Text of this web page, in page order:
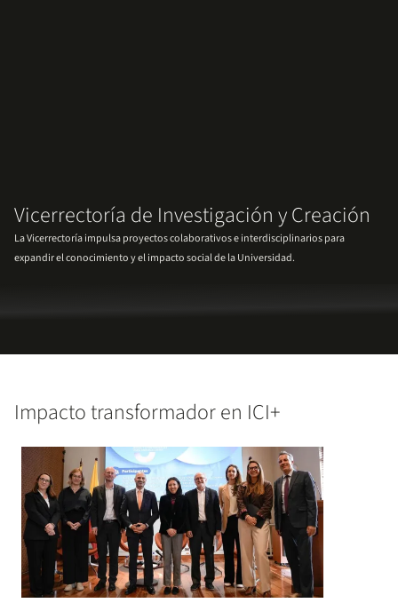
Vicerrectoría de Investigación y Creación
La Vicerrectoría impulsa proyectos colaborativos e interdisciplinarios para
expandir el conocimiento y el impacto social de la Universidad.
Impacto transformador en ICI+